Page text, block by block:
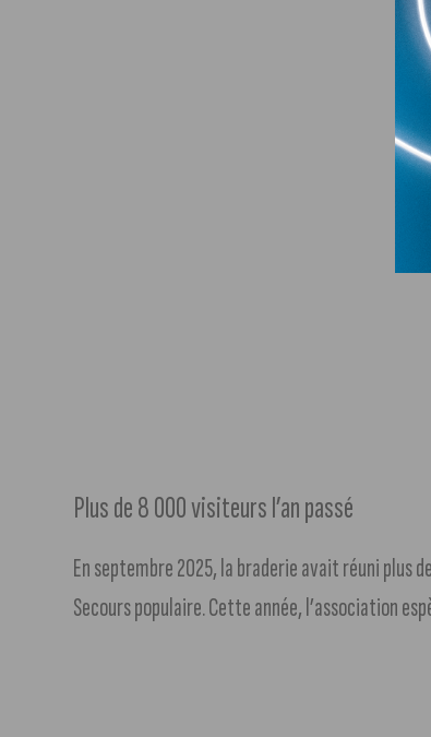
Plus de 8 000 visiteurs l’an passé
En septembre 2025, la braderie avait réuni plus
Secours populaire. Cette année, l’association